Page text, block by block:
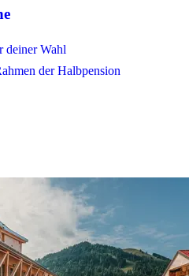
deiner Wahl
der Halbpension